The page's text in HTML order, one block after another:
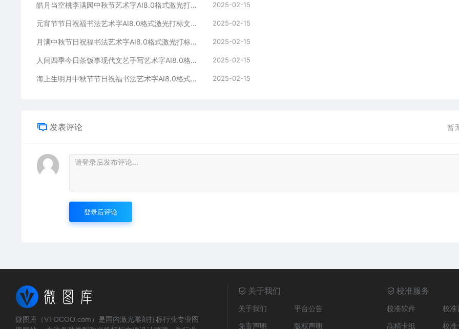
皓月当空桃李满园中秋节艺术字AI8.0格式激光打标文件通用矢量图 2025-02-15
元宵节节日祝福书法艺术字AI8.0格式激光打标文件通用矢量图 2025-02-15
月满中秋节日祝福书法艺术字AI8.0格式激光打标文件通用矢量图 2025-02-15
人间四季今日茶饭事现代文艺手写艺术字AI8.0格式激光打标文件通用矢量图 2025-02-15
海上生明月中秋节节日祝福书法艺术字AI8.0格式激光打标文件通用矢量图 2025-02-15
发表评论 暂
登录后评论
微图库（VTOCOO.com）是国内激光雕刻打标行业专业图
关于我们
关于我们
平台公告
免责声明
版权声明
校准服务
校准软件
校准
高精卡纸
校准